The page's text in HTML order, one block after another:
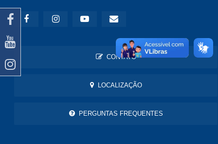
CONTATO
LOCALIZAÇÃO
PERGUNTAS FREQUENTES